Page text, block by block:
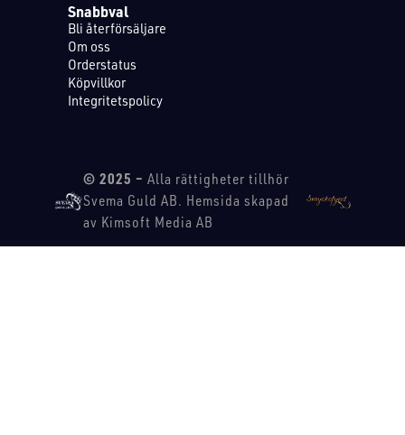
Snabbval
Bli återförsäljare
Om oss
Orderstatus
Köpvillkor
Integritetspolicy
© 2025 – Alla rättigheter tillhör
Svema Guld AB. Hemsida skapad
av Kimsoft Media AB